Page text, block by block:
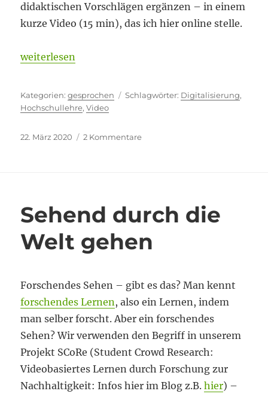
didaktischen Vorschlägen ergänzen – in einem
kurze Video (15 min), das ich hier online stelle.
„Digitalisierung – JETZT?!“
weiterlesen
Kategorien
gesprochen Schlagwörter
Digitalisierung,
Hochschullehre,Video
Veröffentlicht
22. März 2020 2 Kommentarezu
Sehend durch die
Welt gehen
Forschendes Sehen – gibt es das? Man kennt
forschendes Lernen, also ein Lernen, indem
man selber forscht. Aber ein forschendes
Sehen? Wir verwenden den Begriff in unserem
Projekt SCoRe (Student Crowd Research:
Videobasiertes Lernen durch Forschung zur
Nachhaltigkeit: Infos hier im Blog z.B.hier) –